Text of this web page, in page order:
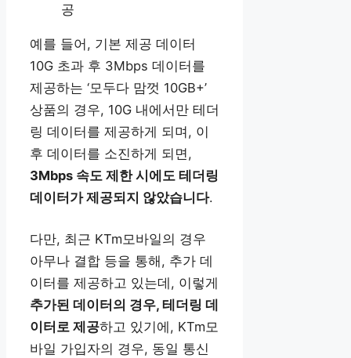
공
예를 들어, 기본 제공 데이터
10G 초과 후 3Mbps 데이터를
제공하는 ‘모두다 맘껏 10GB+’
상품의 경우, 10G 내에서만 테더
링 데이터를 제공하게 되며, 이
후 데이터를 소진하게 되면,
3Mbps 속도 제한 시에도 테더링
데이터가 제공되지 않았습니다.
다만, 최근 KTm모바일의 경우
아무나 결합 등을 통해, 추가 데
이터를 제공하고 있는데, 이렇게
추가된 데이터의 경우, 테더링 데
이터로 제공하고 있기에, KTm모
바일 가입자의 경우, 동일 통신